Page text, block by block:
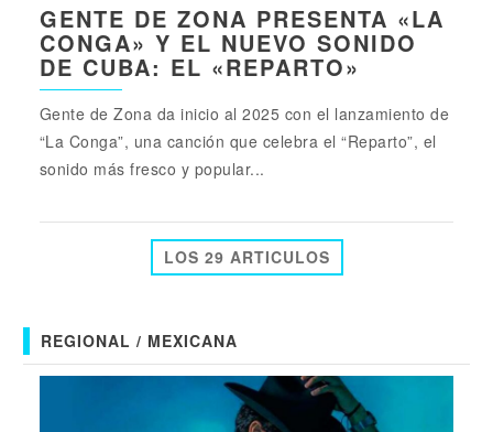
GENTE DE ZONA PRESENTA «LA
CONGA» Y EL NUEVO SONIDO
DE CUBA: EL «REPARTO»
Gente de Zona da inicio al 2025 con el lanzamiento de
“La Conga”, una canción que celebra el “Reparto”, el
sonido más fresco y popular...
LOS 29 ARTICULOS
REGIONAL / MEXICANA